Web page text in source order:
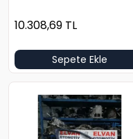
10.308,69 TL
Sepete Ekle